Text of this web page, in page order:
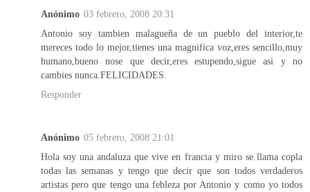
Anónimo 03 febrero, 2008 20:31
Antonio soy tambien malagueña de un pueblo del interior,te
mereces todo lo mejor,tienes una magnifica voz,eres sencillo,muy
humano,bueno nose que decir,eres estupendo,sigue asi y no
cambies nunca.FELICIDADES.
Responder
Anónimo 05 febrero, 2008 21:01
Hola soy una andaluza que vive en francia y miro se llama copla
todas las semanas y tengo que decir que son todos verdaderos
artistas pero que tengo una febleza por Antonio y como yo todos